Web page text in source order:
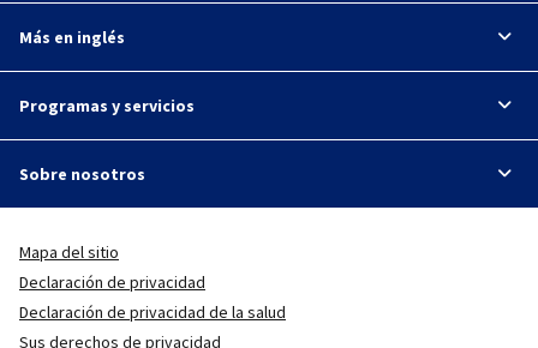
Más en inglés
Programas y servicios
Sobre nosotros
Mapa del sitio
Declaración de privacidad
Declaración de privacidad de la salud
Sus derechos de privacidad